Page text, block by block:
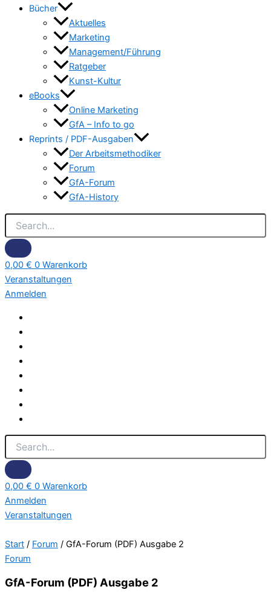
Bücher
Aktuelles
Marketing
Management/Führung
Ratgeber
Kunst-Kultur
eBooks
Online Marketing
GfA – Info to go
Reprints / PDF-Ausgaben
Der Arbeitsmethodiker
Forum
GfA-Forum
GfA-History
0,00 € 0 Warenkorb
Veranstaltungen
Anmelden
0,00 € 0 Warenkorb
Anmelden
Veranstaltungen
Start / Forum / GfA-Forum (PDF) Ausgabe 2
Forum
GfA-Forum (PDF) Ausgabe 2